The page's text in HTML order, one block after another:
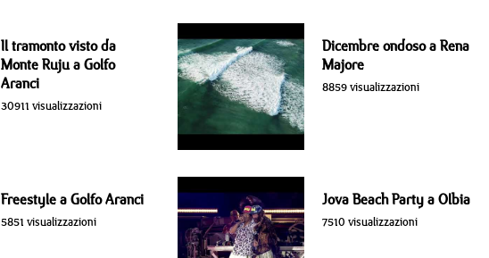
Il tramonto visto da
Monte Ruju a Golfo
Aranci
30911 visualizzazioni
Dicembre ondoso a Rena
Majore
8859 visualizzazioni
Freestyle a Golfo Aranci
5851 visualizzazioni
Jova Beach Party a Olbia
7510 visualizzazioni